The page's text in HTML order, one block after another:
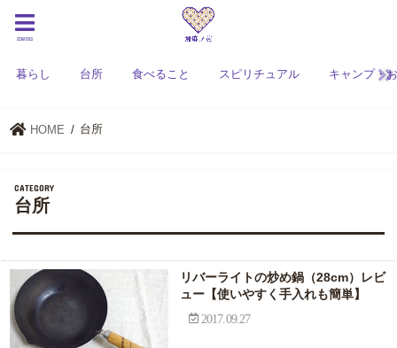
menu
暮らし 台所 食べること スピリチュアル キャンプ・
HOME 台所
台所
リバーライトの炒め鍋（28cm）レビ
ュー【使いやすく手入れも簡単】
2017.09.27